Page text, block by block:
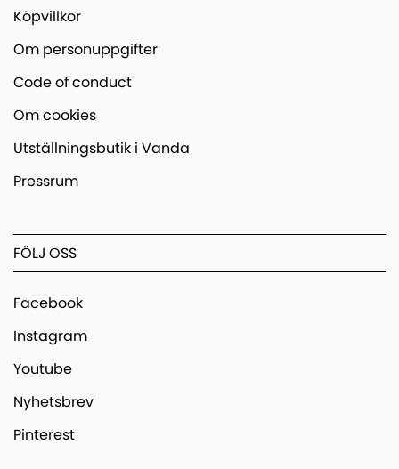
Köpvillkor
Om personuppgifter
Code of conduct
Om cookies
Utställningsbutik i Vanda
Pressrum
FÖLJ OSS
Facebook
Instagram
Youtube
Nyhetsbrev
Pinterest